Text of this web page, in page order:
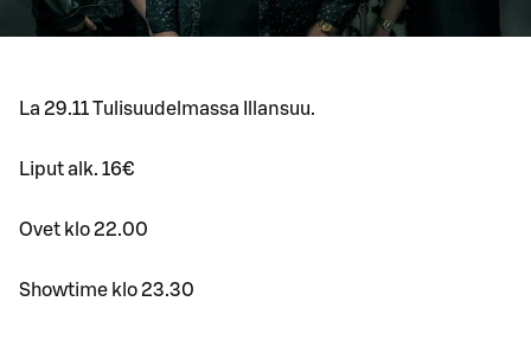
La 29.11 Tulisuudelmassa Illansuu.
Liput alk. 16€
Ovet klo 22.00
Showtime klo 23.30